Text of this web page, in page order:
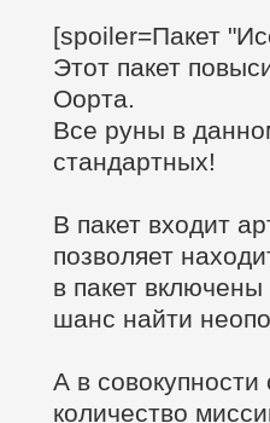
[spoiler=Пакет
Этот пакет
Оорта.
Все руны в
стандартных!
В пакет входит
позволяет
в пакет
шанс найти
А в
количество